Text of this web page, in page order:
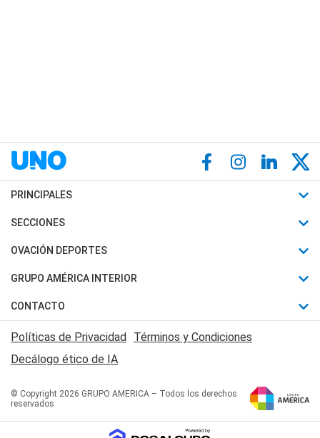
PRINCIPALES
Últimas Noticias
Política
Judiciales
Economia
SECCIONES
Horóscopo
Motores
Trucos caseros
Series y Películas
Edictos y Solicitadas
OVACIÓN DEPORTES
Fútbol
Mundial
Automovilismo
Rugby
Básquet
GRUPO AMÉRICA INTERIOR
Canal 7 en Vivo
San Juan 8
CONTACTO
Acerca de Nosotros
Contactanos
Políticas de Privacidad Términos y Condiciones
Decálogo ético de IA
© Copyright 2026 GRUPO AMERICA – Todos los derechos
reservados